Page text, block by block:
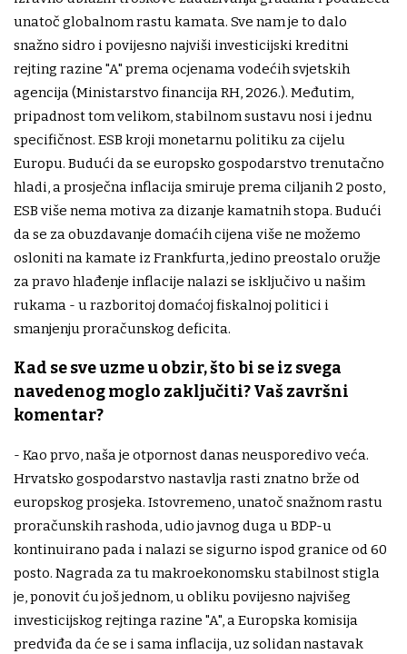
unatoč globalnom rastu kamata. Sve nam je to dalo
snažno sidro i povijesno najviši investicijski kreditni
rejting razine "A" prema ocjenama vodećih svjetskih
agencija (Ministarstvo financija RH, 2026.). Međutim,
pripadnost tom velikom, stabilnom sustavu nosi i jednu
specifičnost. ESB kroji monetarnu politiku za cijelu
Europu. Budući da se europsko gospodarstvo trenutačno
hladi, a prosječna inflacija smiruje prema ciljanih 2 posto,
ESB više nema motiva za dizanje kamatnih stopa. Budući
da se za obuzdavanje domaćih cijena više ne možemo
osloniti na kamate iz Frankfurta, jedino preostalo oružje
za pravo hlađenje inflacije nalazi se isključivo u našim
rukama - u razboritoj domaćoj fiskalnoj politici i
smanjenju proračunskog deficita.
Kad se sve uzme u obzir, što bi se iz svega
navedenog moglo zaključiti? Vaš završni
komentar?
- Kao prvo, naša je otpornost danas neusporedivo veća.
Hrvatsko gospodarstvo nastavlja rasti znatno brže od
europskog prosjeka. Istovremeno, unatoč snažnom rastu
proračunskih rashoda, udio javnog duga u BDP-u
kontinuirano pada i nalazi se sigurno ispod granice od 60
posto. Nagrada za tu makroekonomsku stabilnost stigla
je, ponovit ću još jednom, u obliku povijesno najvišeg
investicijskog rejtinga razine "A", a Europska komisija
predviđa da će se i sama inflacija, uz solidan nastavak